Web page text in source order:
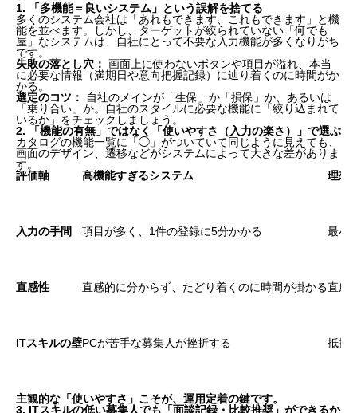
1. 「多機能＝良いシステム」という誤解を捨てる
多くのシステム会社は「あれもできます、これもできます」と機
能を並べます。しかし、ターゲットが絞られていない「何でも
屋」なシステムは、自社にとって不要な入力機能が多くなりがち
です。
失敗の落とし穴： 画面上に使わないボタンや項目が溢れ、本当
に必要な情報（満期日や意向把握記録）に辿り着くのに時間がか
かる。
選定のコツ：
自社のメインが「生保」か「損保」か、あるいは
「乗り合い」か。自社のスタイルに必要な機能に「絞り込まれて
いるか」をチェックしましょう。
2. 「機能の有無」ではなく「使いやすさ（入力の楽さ）」で選ぶ
カタログの機能一覧に「◯」がついていて同じように見えても、
画面のデザイン、遷移などがシステムによって大きな差がありま
す。
評価軸
高機能すぎるシステム 理想
入力の手間 項目が多く、1件の登録に5分かかる 最小
直感性 直感的に分からず、たどり着くのに時間が掛かる直感
ITスキルの壁PCが苦手な募集人が挫折する 抵抗
主観的な「使いやすさ」こそが、運用定着の鍵です。
3. ITスキルの低い募集人でも「面談記録・比較推奨」ができるか